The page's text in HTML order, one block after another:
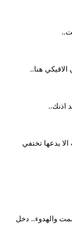
هنا..
اذنك..
الا يدعها تختفي
والهدوء.. دخل